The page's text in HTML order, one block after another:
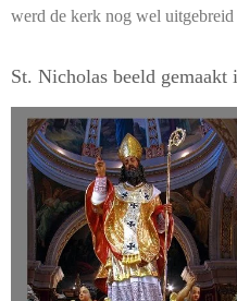
werd de kerk nog wel uitgebreid
St. Nicholas beeld gemaakt